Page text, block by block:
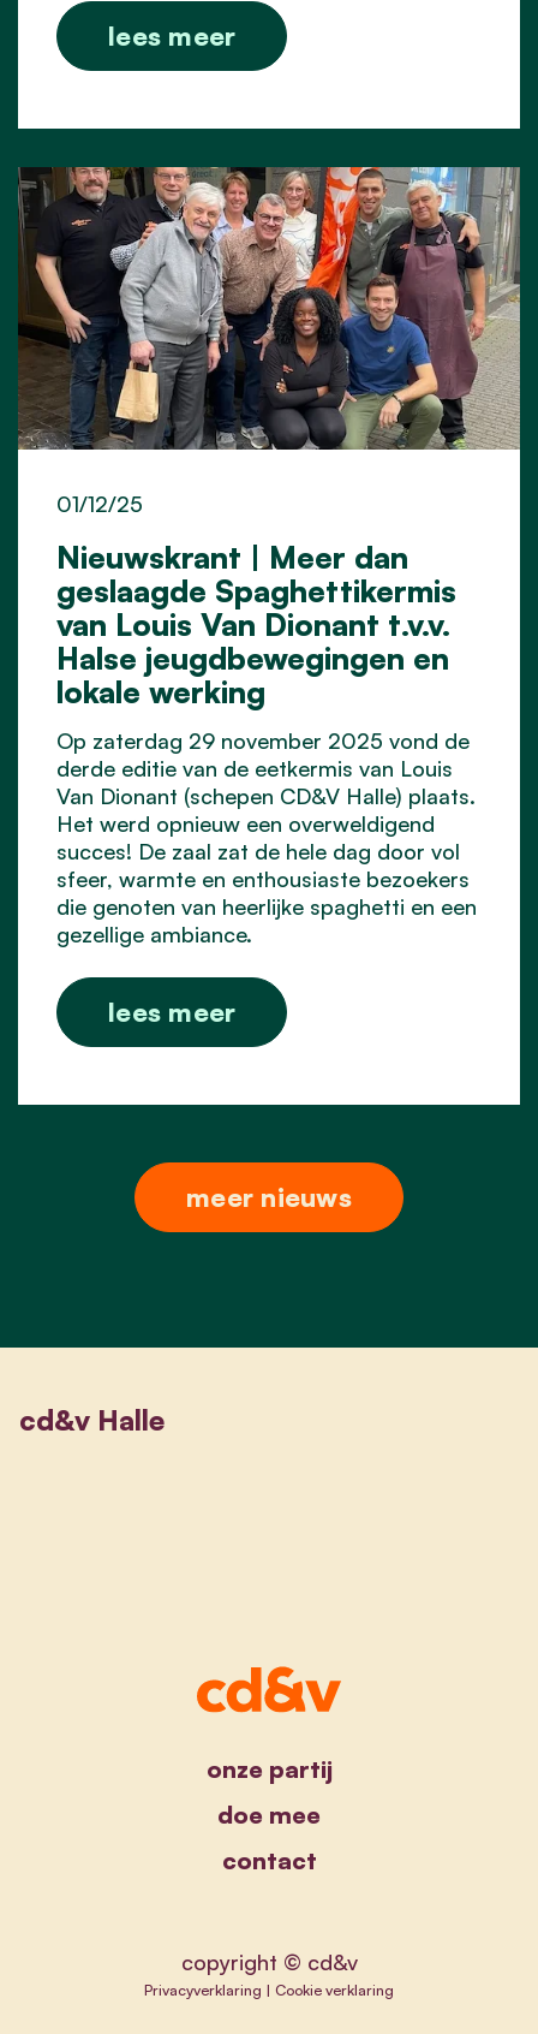
lees meer
Nieuwskrant | Meer dan
geslaagde Spaghettikermis
van Louis Van Dionant t.v.v.
Halse jeugdbewegingen en
lokale werking
01/12/25
Op zaterdag 29 november 2025 vond de
derde editie van de eetkermis van Louis
Van Dionant (schepen CD&V Halle) plaats.
Het werd opnieuw een overweldigend
succes! De zaal zat de hele dag door vol
sfeer, warmte en enthousiaste bezoekers
die genoten van heerlijke spaghetti en een
gezellige ambiance.
lees meer
meer nieuws
cd&v Halle
onze partij
doe mee
contact
copyright © cd&v
Privacyverklaring | Cookie verklaring